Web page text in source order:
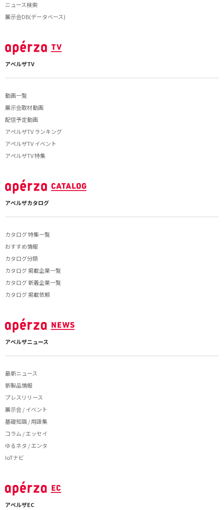
ニュース検索
展示会DB(データベース)
アペルザTV
動画一覧
展示会取材動画
配信予定動画
アペルザTV ランキング
アペルザTV イベント
アペルザTV 特集
アペルザカタログ
カタログ 特集一覧
おすすめ情報
カタログ分類
カタログ 掲載企業一覧
カタログ 新着企業一覧
カタログ 掲載依頼
アペルザニュース
最新ニュース
新製品情報
プレスリリース
展示会 / イベント
基礎知識 / 用語集
コラム / エッセイ
ゆるネタ / エンタ
IoTナビ
アペルザEC